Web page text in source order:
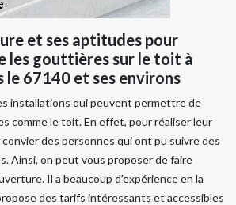
et ses aptitudes pour
les gouttières sur le toit à
le 67140 et ses environs
installations qui peuvent permettre de
comme le toit. En effet, pour réaliser leur
des personnes qui ont pu suivre des
Ainsi, on peut vous proposer de faire
Il a beaucoup d'expérience en la
des tarifs intéressants et accessibles